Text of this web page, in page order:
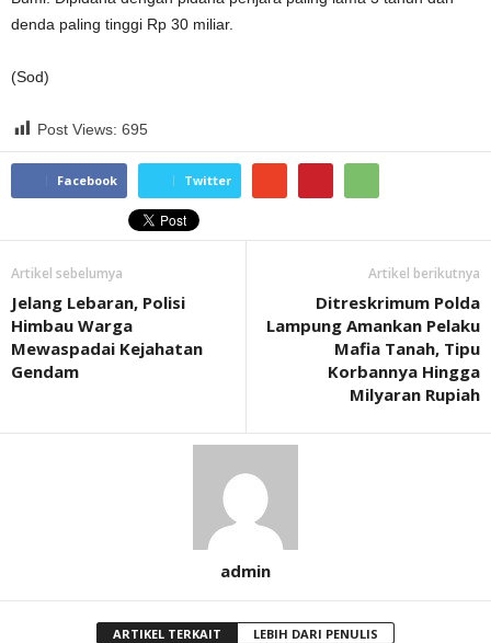
denda paling tinggi Rp 30 miliar.
(Sod)
Post Views: 695
Facebook Twitter
Artikel sebelumya
Jelang Lebaran, Polisi
Himbau Warga
Mewaspadai Kejahatan
Gendam
Artikel berikutnya
Ditreskrimum Polda
Lampung Amankan Pelaku
Mafia Tanah, Tipu
Korbannya Hingga
Milyaran Rupiah
admin
ARTIKEL TERKAIT LEBIH DARI PENULIS